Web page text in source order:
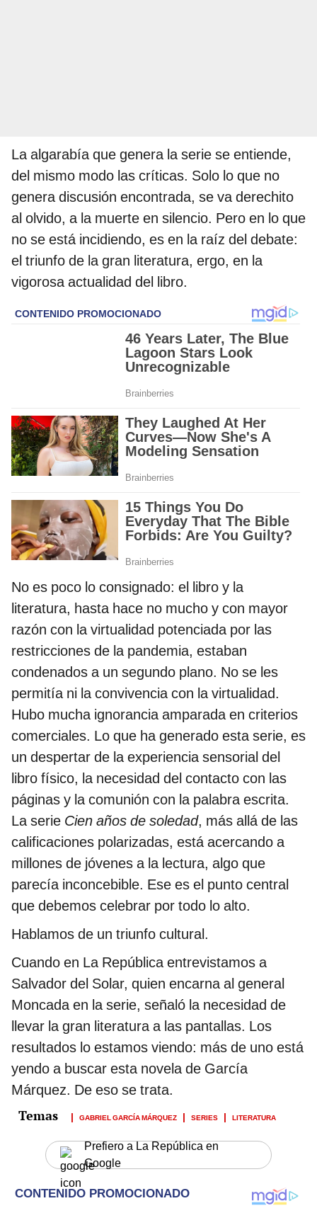
La algarabía que genera la serie se entiende,
del mismo modo las críticas. Solo lo que no
genera discusión encontrada, se va derechito
al olvido, a la muerte en silencio. Pero en lo que
no se está incidiendo, es en la raíz del debate:
el triunfo de la gran literatura, ergo, en la
vigorosa actualidad del libro.
No es poco lo consignado: el libro y la
literatura, hasta hace no mucho y con mayor
razón con la virtualidad potenciada por las
restricciones de la pandemia, estaban
condenados a un segundo plano. No se les
permitía ni la convivencia con la virtualidad.
Hubo mucha ignorancia amparada en criterios
comerciales. Lo que ha generado esta serie, es
un despertar de la experiencia sensorial del
libro físico, la necesidad del contacto con las
páginas y la comunión con la palabra escrita.
La serie Cien años de soledad, más allá de las
calificaciones polarizadas, está acercando a
millones de jóvenes a la lectura, algo que
parecía inconcebible. Ese es el punto central
que debemos celebrar por todo lo alto.
Hablamos de un triunfo cultural.
Cuando en La República entrevistamos a
Salvador del Solar, quien encarna al general
Moncada en la serie, señaló la necesidad de
llevar la gran literatura a las pantallas. Los
resultados lo estamos viendo: más de uno está
yendo a buscar esta novela de García
Márquez. De eso se trata.
GABRIEL GARCÍA MÁRQUEZ SERIES LITERATURA
Prefiero a La República en
Google